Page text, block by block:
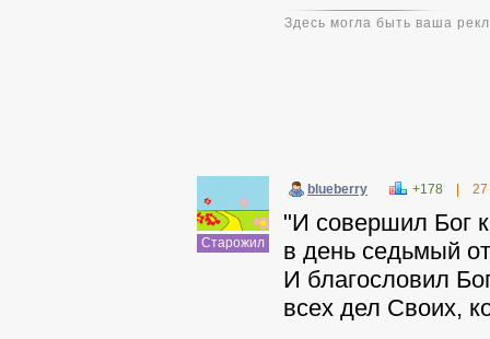
Здесь могла быть ваша
Старожил
blueberry +178
"И совершил Бог
в день седьмый
И благословил
всех дел Своих,